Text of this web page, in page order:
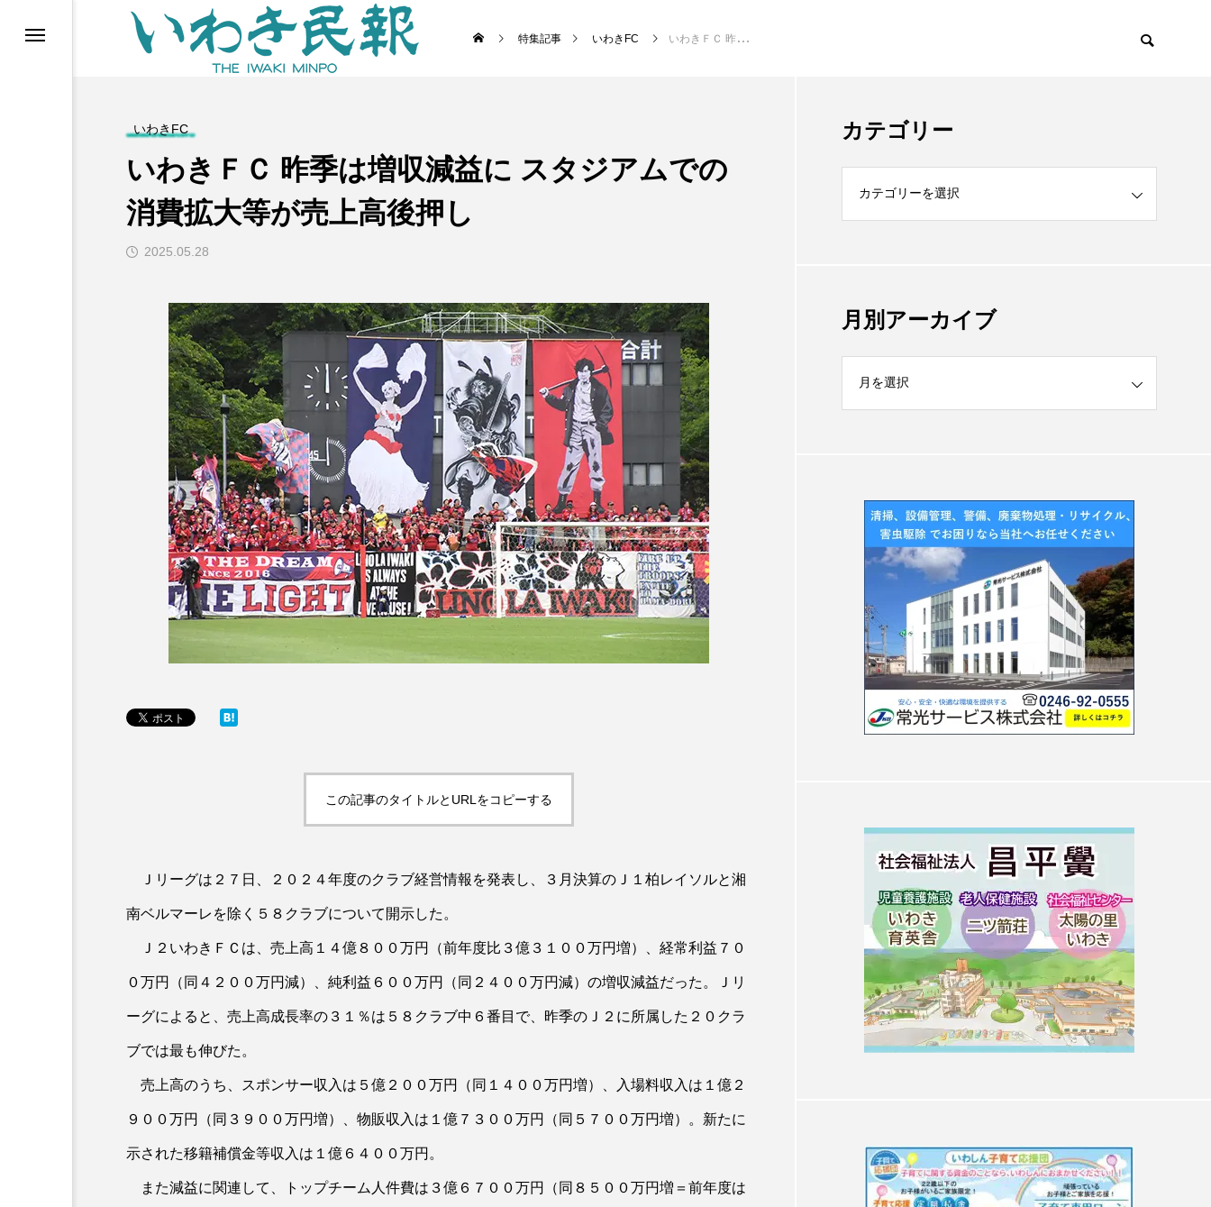
特集記事 いわきFC いわきＦＣ 昨季は増収減益に スタジアムでの消費拡大等が売上高後押し
いわきFC
いわきＦＣ 昨季は増収減益に スタジアムでの
消費拡大等が売上高後押し
2025.05.28
この記事のタイトルとURLをコピーする
Ｊリーグは２７日、２０２４年度のクラブ経営情報を発表し、３月決算のＪ１柏レイソルと湘
南ベルマーレを除く５８クラブについて開示した。
Ｊ２いわきＦＣは、売上高１４億８００万円（前年度比３億３１００万円増）、経常利益７０
０万円（同４２００万円減）、純利益６００万円（同２４００万円減）の増収減益だった。Ｊリ
ーグによると、売上高成長率の３１％は５８クラブ中６番目で、昨季のＪ２に所属した２０クラ
ブでは最も伸びた。
売上高のうち、スポンサー収入は５億２００万円（同１４００万円増）、入場料収入は１億２
９００万円（同３９００万円増）、物販収入は１億７３００万円（同５７００万円増）。新たに
示された移籍補償金等収入は１億６４００万円。
また減益に関連して、トップチーム人件費は３億６７００万円（同８５００万円増＝前年度は
カテゴリー
月別アーカイブ